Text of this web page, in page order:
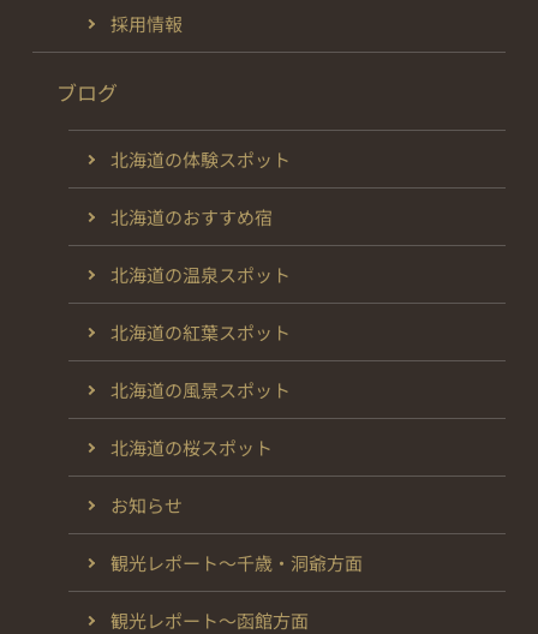
採用情報
ブログ
北海道の体験スポット
北海道のおすすめ宿
北海道の温泉スポット
北海道の紅葉スポット
北海道の風景スポット
北海道の桜スポット
お知らせ
観光レポート～千歳・洞爺方面
観光レポート～函館方面